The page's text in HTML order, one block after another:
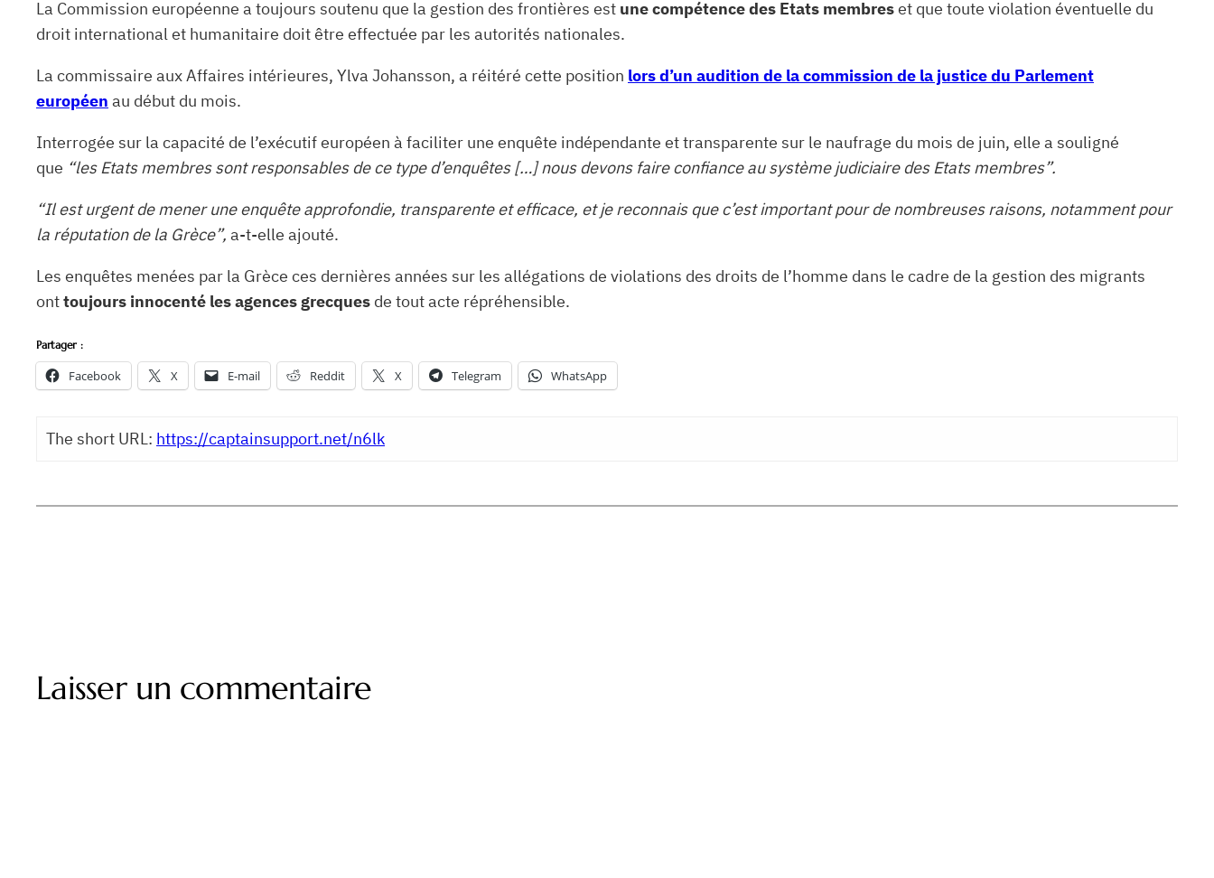
La Commission européenne a toujours soutenu que la gestion des frontières est une compétence des Etats membreset que toute violation éventuelle du
droit international et humanitaire doit être effectuée par les autorités nationales.
La commissaire aux Affaires intérieures, Ylva Johansson, a réitéré cette position lors d’un audition de la commission de la justice du Parlement
européen au début du mois.
Interrogée sur la capacité de l’exécutif européen à faciliter une enquête indépendante et transparente sur le naufrage du mois de juin, elle a souligné
que “les Etats membres sont responsables de ce type d’enquêtes […] nous devons faire confiance au système judiciaire des Etats membres”.
“Il est urgent de mener une enquête approfondie, transparente et efficace, et je reconnais que c’est important pour de nombreuses raisons, notamment pour
la réputation de la Grèce”, a-t-elle ajouté.
Les enquêtes menées par la Grèce ces dernières années sur les allégations de violations des droits de l’homme dans le cadre de la gestion des migrants
onttoujours innocenté les agences grecques de tout acte répréhensible.
Partager :
Facebook X E-mail Reddit X Telegram WhatsApp
The short URL: https://captainsupport.net/n6lk
Laisser un commentaire